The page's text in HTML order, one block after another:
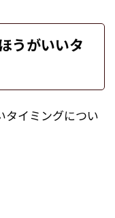
うがいいタ
タイミングについ